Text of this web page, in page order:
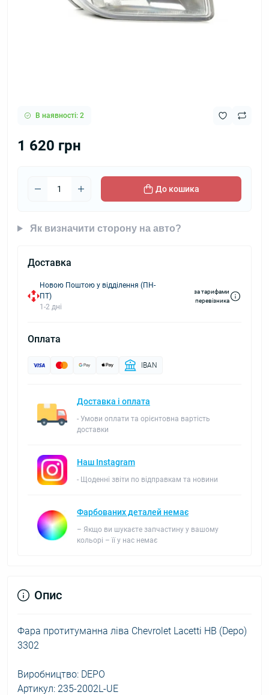
В наявності: 2
1 620 грн
До кошика
Як визначити сторону на авто?
Доставка
Новою Поштою у відділення (ПН-
ПТ)
1-2 дні
за тарифами
перевізника
Оплата
IBAN
Доставка і оплата
- Умови оплати та орієнтовна вартість
доставки
Наш Instagram
- Щоденні звіти по відправкам та новини
Фарбованих деталей немає
– Якщо ви шукаєте запчастину у вашому
кольорі – її у нас немає
Опис
Фара протитуманна ліва Chevrolet Lacetti HB (Depo)
3302
Виробництво: DEPO
Артикул: 235-2002L-UE